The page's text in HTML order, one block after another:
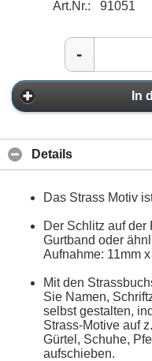
Art.Nr.:
91051
-
In
Details
Das Strass Motiv
Der Schlitz auf der
Gurtband oder
Aufnahme: 11mm
Mit den
Sie Namen,
selbst gestalten,
Strass-Motive auf
Gürtel, Schuhe,
aufschieben.